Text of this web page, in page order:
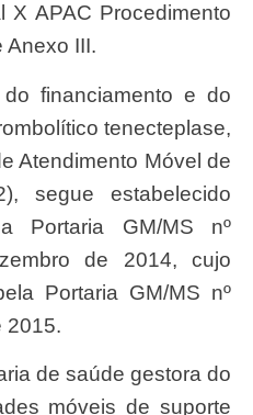
X APAC Procedimento
Anexo III.
tenecteplase,
Atendimento Móvel de
segue estabelecido
Portaria GM/MS nº
de 2014, cujo
Portaria GM/MS nº
2015.
de saúde gestora do
móveis de suporte